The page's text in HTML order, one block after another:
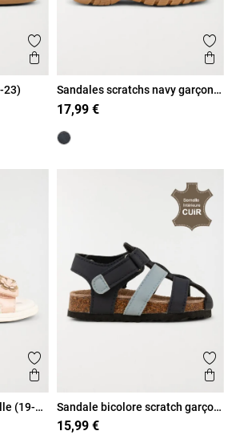
Ajouter aux favoris
Aperçu rapide
23)
Sandales scratchs navy garçon
(19-23)
17,99 €
Ajouter aux favoris
Aperçu rapide
(19-
Sandale bicolore scratch garçon
(19-23)
15,99 €